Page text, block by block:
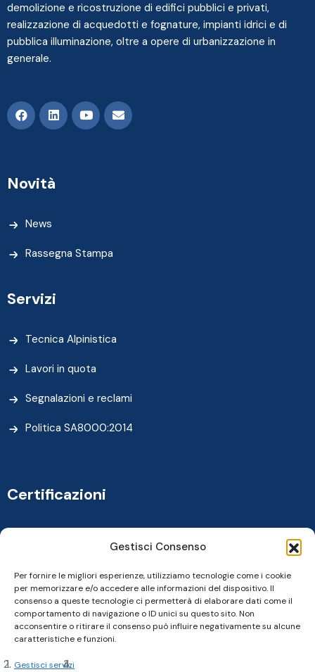
Gestisci Consenso
Per fornire le migliori esperienze, utilizziamo tecnologie come i cookie
per memorizzare e/o accedere alle informazioni del dispositivo. Il
consenso a queste tecnologie ci permetterà di elaborare dati come il
comportamento di navigazione o ID unici su questo sito. Non
acconsentire o ritirare il consenso può influire negativamente su alcune
caratteristiche e funzioni.
Gestisci servizi
demolizione e ricostruzione di edifici pubblici e privati,
realizzazione di acquedotti e fognature, impianti idrici e di
pubblica illuminazione, oltre a opere di urbanizzazione in
generale.
Novità
News
Rassegna Stampa
Servizi
Tecnica Alpinistica
Lavori in quota
Segnalazioni e reclami
Politica SA8000:2014
Certificazioni